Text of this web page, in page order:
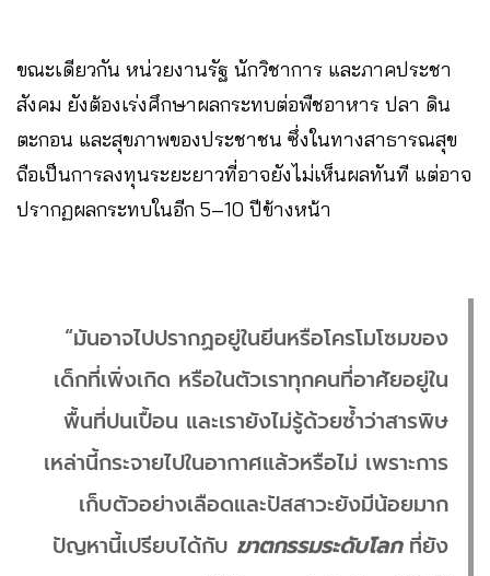
ขณะเดียวกัน หน่วยงานรัฐ นักวิชาการ และภาคประชา
สังคม ยังต้องเร่งศึกษาผลกระทบต่อพืชอาหาร ปลา ดิน
ตะกอน และสุขภาพของประชาชน ซึ่งในทางสาธารณสุข
ถือเป็นการลงทุนระยะยาวที่อาจยังไม่เห็นผลทันที แต่อาจ
ปรากฏผลกระทบในอีก 5–10 ปีข้างหน้า
“มันอาจไปปรากฏอยู่ในยีนหรือโครโมโซมของ
เด็กที่เพิ่งเกิด หรือในตัวเราทุกคนที่อาศัยอยู่ใน
พื้นที่ปนเปื้อน และเรายังไม่รู้ด้วยซ้ำว่าสารพิษ
เหล่านี้กระจายไปในอากาศแล้วหรือไม่ เพราะการ
เก็บตัวอย่างเลือดและปัสสาวะยังมีน้อยมาก
ปัญหานี้เปรียบได้กับ ฆาตกรรมระดับโลกที่ยัง